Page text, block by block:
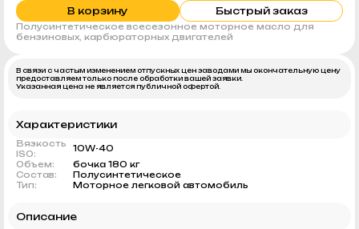
В корзину
Быстрый заказ
Полусинтетическое всесезонное моторное масло для
бензиновых, карбюраторных двигателей
В связи с частым изменением отпускных цен заводами мы окончательную цену
предоставляем только после обработки вашей заявки.
Указанная цена не является публичной офертой.
Характеристики
Вязкость
ISO:
10W-40
Объем:
бочка 180 кг
Состав:
Полусинтетическое
Тип:
Моторное легковой автомобиль
Описание